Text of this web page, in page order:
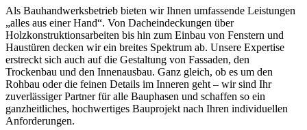
Als Bauhandwerksbetrieb bieten wir Ihnen umfassende Leistungen
„alles aus einer Hand“. Von Dacheindeckungen über
Holzkonstruktionsarbeiten bis hin zum Einbau von Fenstern und
Haustüren decken wir ein breites Spektrum ab. Unsere Expertise
erstreckt sich auch auf die Gestaltung von Fassaden, den
Trockenbau und den Innenausbau. Ganz gleich, ob es um den
Rohbau oder die feinen Details im Inneren geht – wir sind Ihr
zuverlässiger Partner für alle Bauphasen und schaffen so ein
ganzheitliches, hochwertiges Bauprojekt nach Ihren individuellen
Anforderungen.